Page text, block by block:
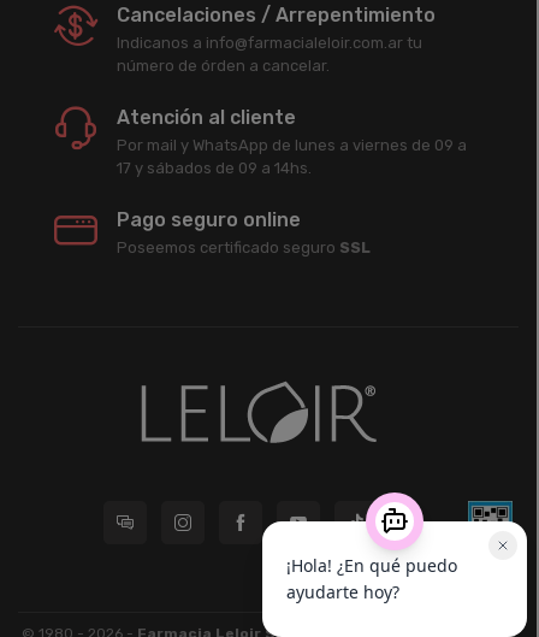
Cancelaciones / Arrepentimiento
Indicanos a info@farmacialeloir.com.ar tu
número de órden a cancelar.
Atención al cliente
Por mail y WhatsApp de lunes a viernes de 09 a
17 y sábados de 09 a 14hs.
Pago seguro online
Poseemos certificado seguro SSL
© 1980 - 2026 - Farmacia Leloir S.R.L. | CUIT 33609220789 - Larrea